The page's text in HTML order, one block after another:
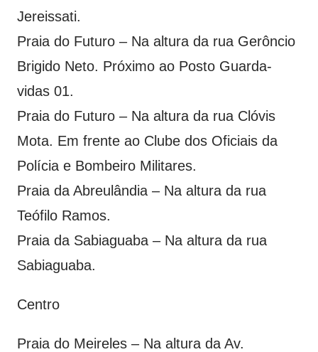
Jereissati.
Praia do Futuro – Na altura da rua Gerôncio
Brigido Neto. Próximo ao Posto Guarda-
vidas 01.
Praia do Futuro – Na altura da rua Clóvis
Mota. Em frente ao Clube dos Oficiais da
Polícia e Bombeiro Militares.
Praia da Abreulândia – Na altura da rua
Teófilo Ramos.
Praia da Sabiaguaba – Na altura da rua
Sabiaguaba.
Centro
Praia do Meireles – Na altura da Av.